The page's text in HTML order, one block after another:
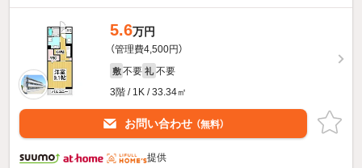
5.6万円
（管理費4,500円）
敷 不要 礼 不要
3階 / 1K / 33.34㎡
お問い合わせ （無料）
提供